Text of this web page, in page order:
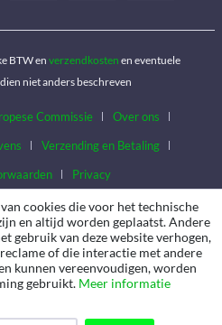
BTW en verzendkosten en eventuele
niet anders beschreven
Commissie
Over ons
Verzending en Betaling
Privacy
cookies die voor het technische
en altijd worden geplaatst. Andere
gebruik van deze website verhogen,
of die interactie met andere
kunnen vereenvoudigen, worden
gebruikt. Meer informatie